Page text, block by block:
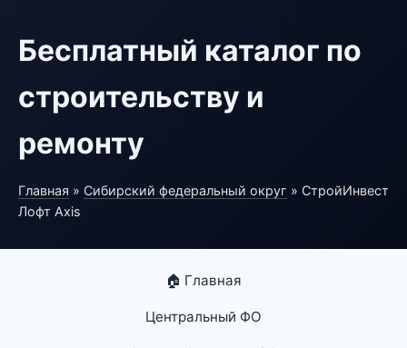
Бесплатный каталог по
строительству и
ремонту
Главная » Сибирский федеральный округ » СтройИнвест
Лофт Axis
🏠 Главная
Центральный ФО